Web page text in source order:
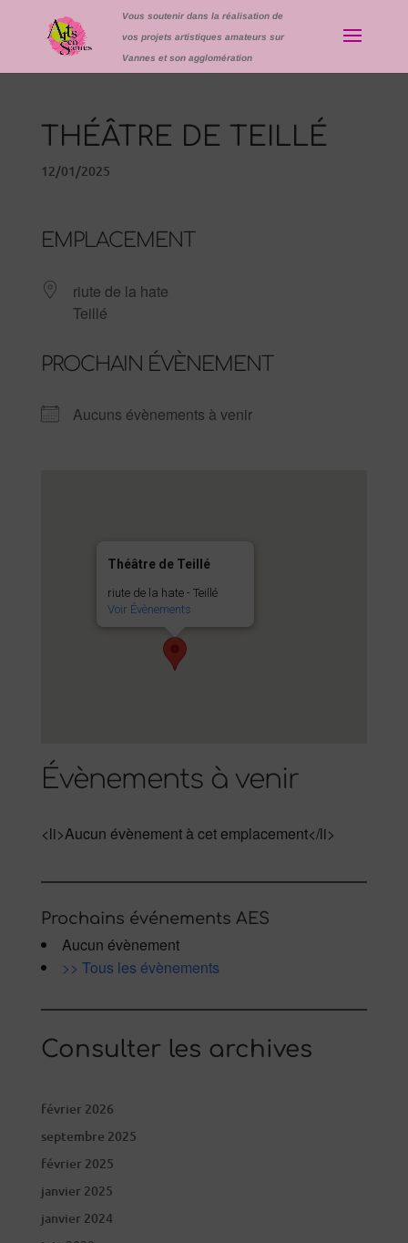
Vous soutenir dans la réalisation de
vos projets artistiques amateurs sur
Vannes et son agglomération
THÉÂTRE DE TEILLÉ
12/01/2025
EMPLACEMENT
riute de la hate
Teillé
PROCHAIN ÉVÈNEMENT
Aucuns évènements à venir
Théâtre de Teillé
riute de la hate - Teillé
Voir Évènements
Évènements à venir
<li>Aucun évènement à cet emplacement</li>
Prochains événements AES
Aucun évènement
>> Tous les évènements
Consulter les archives
février 2026
septembre 2025
février 2025
janvier 2025
janvier 2024